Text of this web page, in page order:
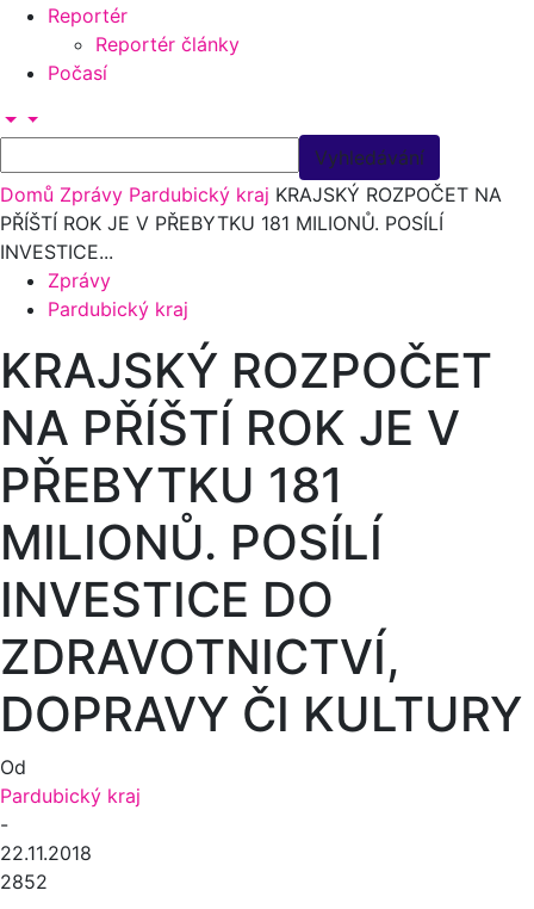
Reportér
Reportér články
Počasí
Domů Zprávy Pardubický kraj KRAJSKÝ ROZPOČET NA
PŘÍŠTÍ ROK JE V PŘEBYTKU 181 MILIONŮ. POSÍLÍ
INVESTICE...
Zprávy
Pardubický kraj
KRAJSKÝ ROZPOČET
NA PŘÍŠTÍ ROK JE V
PŘEBYTKU 181
MILIONŮ. POSÍLÍ
INVESTICE DO
ZDRAVOTNICTVÍ,
DOPRAVY ČI KULTURY
Od
Pardubický kraj
-
22.11.2018
2852